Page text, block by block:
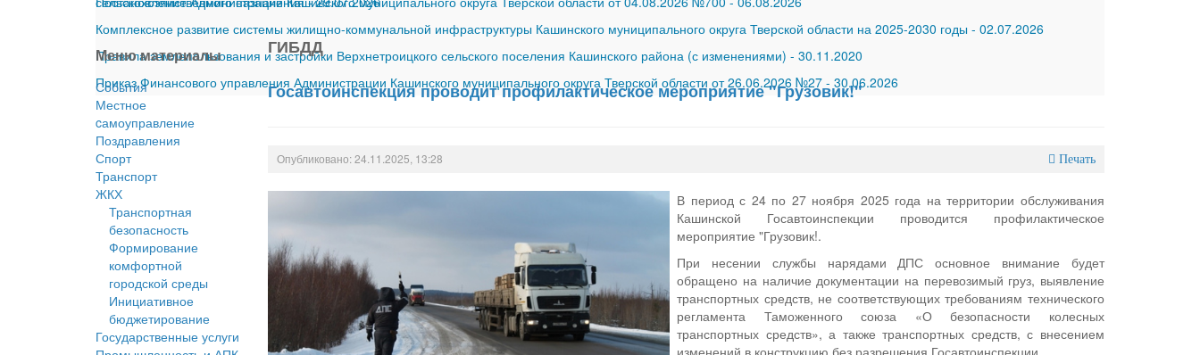
Комплексное развитие системы жилищно-коммунальной инфраструктуры Кашинского муниципального округа Тверской области на 2025-2030 годы - 02.07.2026
Правила землепользования и застройки Верхнетроицкого сельского поселения Кашинского района (с изменениями) - 30.11.2020
Приказ Финансового управления Администрации Кашинского муниципального округа Тверской области от 26.06.2026 №27 - 30.06.2026
Меню материалы
События
Местное
cамоуправление
Поздравления
Спорт
Транспорт
ЖКХ
Транспортная
безопасность
Формирование
комфортной
городской среды
Инициативное
бюджетирование
Государственные услуги
ГИБДД
Госавтоинспекция проводит профилактическое мероприятие "Грузовик!"
Опубликовано: 24.11.2025, 13:28 Печать
В период с 24 по 27 ноября 2025 года на территории обслуживания
Кашинской Госавтоинспекции проводится профилактическое
мероприятие "Грузовик!.
При несении службы нарядами ДПС основное внимание будет
обращено на наличие документации на перевозимый груз, выявление
транспортных средств, не соответствующих требованиям технического
регламента Таможенного союза «О безопасности колесных
транспортных средств», а также транспортных средств, с внесением